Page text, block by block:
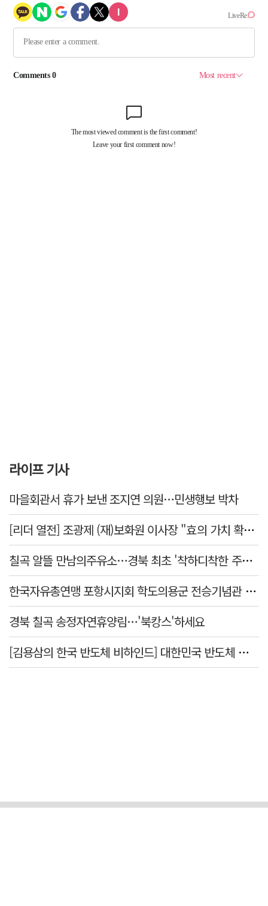
라이프 기사
마을회관서 휴가 보낸 조지연 의원…민생행보 박차
[리더 열전] 조광제 (재)보화원 이사장 "효의 가치 확산 위해 젊은층 참여 이끌어낼 것"
칠곡 알뜰 만남의주유소…경북 최초 '착하디착한 주유소' 선정
한국자유총연맹 포항시지회 학도의용군 전승기념관 방문
경북 칠곡 송정자연휴양림…'북캉스'하세요
[김용삼의 한국 반도체 비하인드] 대한민국 반도체 신화의 출발